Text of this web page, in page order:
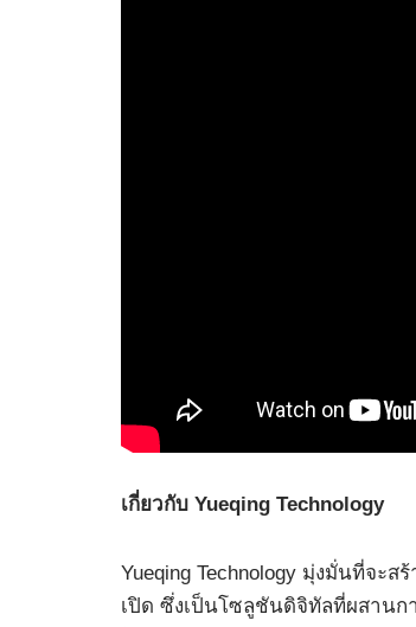
เกี่ยวกับ Yueqing Technology
Yueqing Technology มุ่งมั่นที่จะ
เปิด ซึ่งเป็นโซลูชันดิจิทัลที่ผสาน